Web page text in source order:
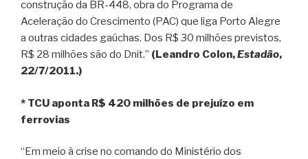
construção da BR-448, obra do Programa de
Aceleração do Crescimento (PAC) que liga Porto Alegre
a outras cidades gaúchas. Dos R$ 30 milhões previstos,
R$ 28 milhões são do Dnit.” (Leandro Colon,Estadão,
22/7/2011.)
* TCU aponta R$ 420 milhões de prejuízo em
ferrovias
“Em meio à crise no comando do Ministério dos